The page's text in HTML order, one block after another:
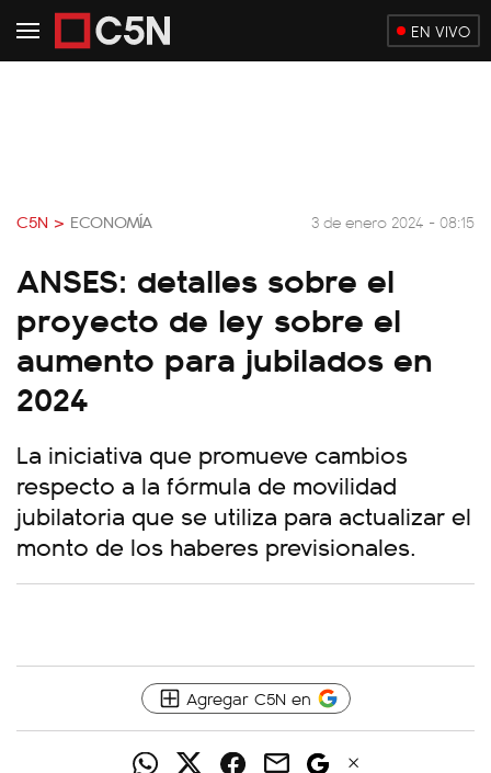
EN VIVO
C5N > ECONOMÍA 3 de enero 2024 - 08:15
ANSES: detalles sobre el
proyecto de ley sobre el
aumento para jubilados en
2024
La iniciativa que promueve cambios
respecto a la fórmula de movilidad
jubilatoria que se utiliza para actualizar el
monto de los haberes previsionales.
Agregar C5N en